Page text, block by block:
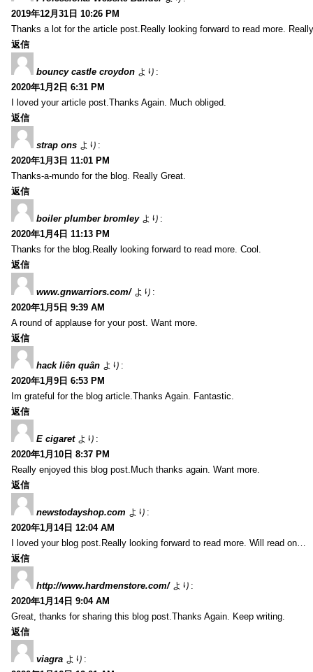
2019年12月31日 10:26 PM
Thanks a lot for the article post.Really looking forward to read more.
返信
bouncy castle croydon より:
2020年1月2日 6:31 PM
I loved your article post.Thanks Again. Much obliged.
返信
strap ons より:
2020年1月3日 11:01 PM
Thanks-a-mundo for the blog. Really Great.
返信
boiler plumber bromley より:
2020年1月4日 11:13 PM
Thanks for the blog.Really looking forward to read more. Cool.
返信
www.gnwarriors.com/ より:
2020年1月5日 9:39 AM
A round of applause for your post. Want more.
返信
hack liên quân より:
2020年1月9日 6:53 PM
Im grateful for the blog article.Thanks Again. Fantastic.
返信
E cigaret より:
2020年1月10日 8:37 PM
Really enjoyed this blog post.Much thanks again. Want more.
返信
newstodayshop.com より:
2020年1月14日 12:04 AM
I loved your blog post.Really looking forward to read more. Will read on…
返信
http://www.hardmenstore.com/ より:
2020年1月14日 9:04 AM
Great, thanks for sharing this blog post.Thanks Again. Keep writing.
返信
viagra より: